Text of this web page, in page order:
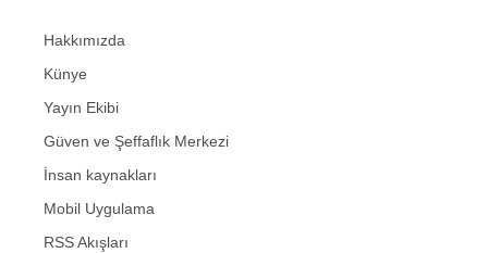
Hakkımızda
Künye
Yayın Ekibi
Güven ve Şeffaflık Merkezi
İnsan kaynakları
Mobil Uygulama
RSS Akışları